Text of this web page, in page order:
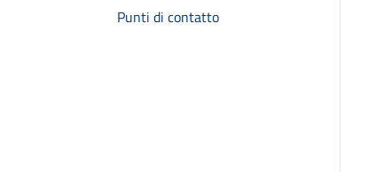
Punti di contatto